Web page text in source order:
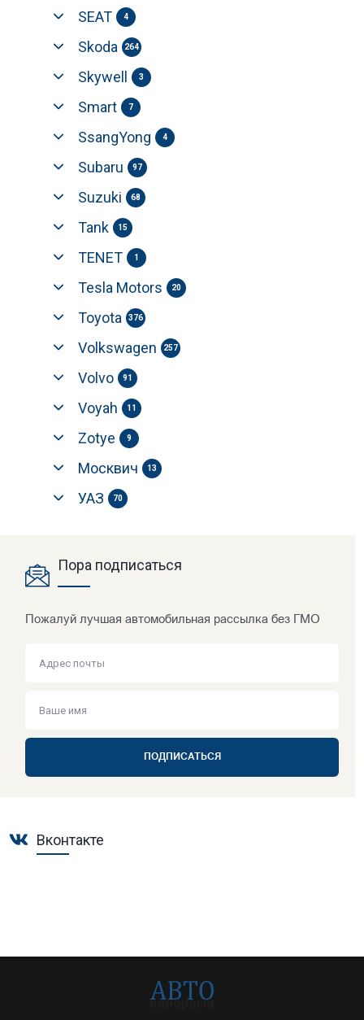
SEAT 4
Skoda 264
Skywell 3
Smart 7
SsangYong 4
Subaru 97
Suzuki 68
Tank 15
TENET 1
Tesla Motors 20
Toyota 376
Volkswagen 257
Volvo 91
Voyah 11
Zotye 9
Москвич 13
УАЗ 70
Пора подписаться
Пожалуй лучшая автомобильная рассылка без ГМО
ПОДПИСАТЬСЯ
Вконтакте